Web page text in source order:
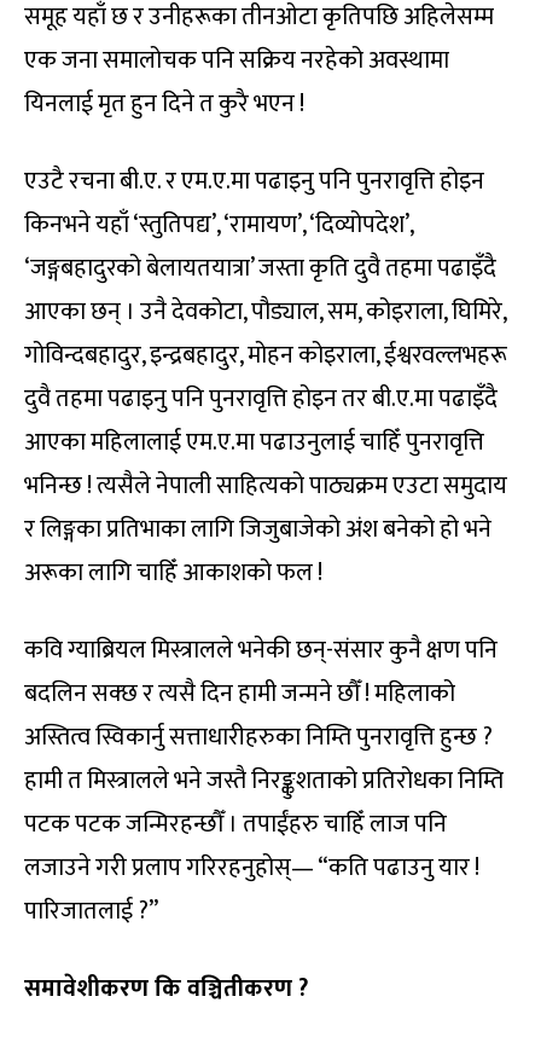
समूह यहाँ छ र उनीहरूका तीनओटा कृतिपछि अहिलेसम्म
एक जना समालोचक पनि सक्रिय नरहेको अवस्थामा
यिनलाई मृत हुन दिने त कुरै भएन !
एउटै रचना बी.ए. र एम.ए.मा पढाइनु पनि पुनरावृत्ति होइन
किनभने यहाँ ‘स्तुतिपद्य’, ‘रामायण’, ‘दिव्योपदेश’,
‘जङ्गबहादुरको बेलायतयात्रा’ जस्ता कृति दुवै तहमा पढाइँदै
आएका छन् । उनै देवकोटा, पौड्याल, सम, कोइराला, घिमिरे,
गोविन्दबहादुर, इन्द्रबहादुर, मोहन कोइराला, ईश्वरवल्लभहरू
दुवै तहमा पढाइनु पनि पुनरावृत्ति होइन तर बी.ए.मा पढाइँदै
आएका महिलालाई एम.ए.मा पढाउनुलाई चाहिँ पुनरावृत्ति
भनिन्छ ! त्यसैले नेपाली साहित्यको पाठ्यक्रम एउटा समुदाय
र लिङ्गका प्रतिभाका लागि जिजुबाजेको अंश बनेको हो भने
अरूका लागि चाहिँ आकाशको फल !
कवि ग्याब्रियल मिस्त्रालले भनेकी छन्-संसार कुनै क्षण पनि
बदलिन सक्छ र त्यसै दिन हामी जन्मने छौँ ! महिलाको
अस्तित्व स्विकार्नु सत्ताधारीहरुका निम्ति पुनरावृत्ति हुन्छ ?
हामी त मिस्त्रालले भने जस्तै निरङ्कुशताको प्रतिरोधका निम्ति
पटक पटक जन्मिरहन्छौँ । तपाईंहरु चाहिँ लाज पनि
लजाउने गरी प्रलाप गरिरहनुहोस्— “कति पढाउनु यार !
पारिजातलाई ?”
समावेशीकरण कि वञ्चितीकरण ?